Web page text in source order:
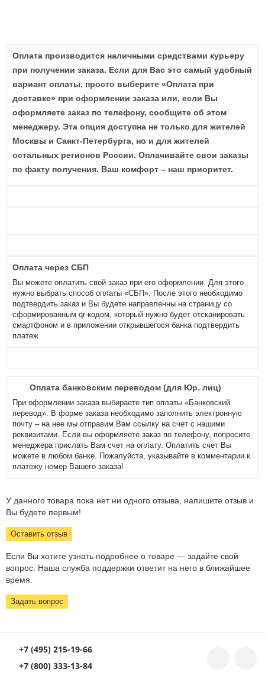
Оплата производится наличными средствами курьеру
при получении заказа. Если для Вас это самый удобный
вариант оплаты, просто выберите «Оплата при
доставке» при оформлении заказа или, если Вы
оформляете заказ по телефону, сообщите об этом
менеджеру. Эта опция доступна не только для жителей
Москвы и Санкт-Петербурга, но и для жителей
остальных регионов России. Оплачивайте свои заказы
по факту получения. Ваш комфорт – наш приоритет.
Оплата через СБП
Вы можете оплатить свой заказ при его оформлении. Для этого
нужно выбрать способ оплаты «СБП». После этого необходимо
подтвердить заказ и Вы будете направленны на страницу со
сформированным qr-кодом, который нужно будет отсканировать
смартфоном и в приложении открывшегося банка подтвердить
платеж.
Оплата банковским переводом (для Юр. лиц)
При оформлении заказа выбираете тип оплаты «Банковский
перевод». В форме заказа необходимо заполнить электронную
почту – на нее мы отправим Вам ссылку на счет с нашими
реквизитами. Если вы оформляете заказ по телефону, попросите
менеджера прислать Вам счет на оплату. Оплатить счет Вы
можете в любом банке. Пожалуйста, указывайте в комментарии к
платежу номер Вашего заказа!
У данного товара пока нет ни одного отзыва, напишите отзыв и
Вы будете первым!
Оставить отзыв
Если Вы хотите узнать подробнее о товаре — задайте свой
вопрос. Наша служба поддержки ответит на него в ближайшее
время.
Задать вопрос
+7 (495) 215-19-66
+7 (800) 333-13-84